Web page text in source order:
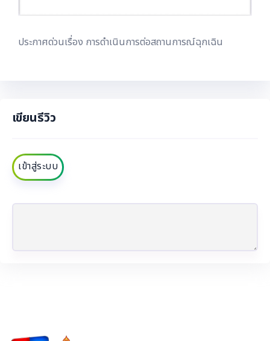
ประกาศด่วนเรื่อง การดำเนินการต่อสถานการณ์ฉุกเฉิน
เขียนรีวิว
เข้าสู่ระบบ